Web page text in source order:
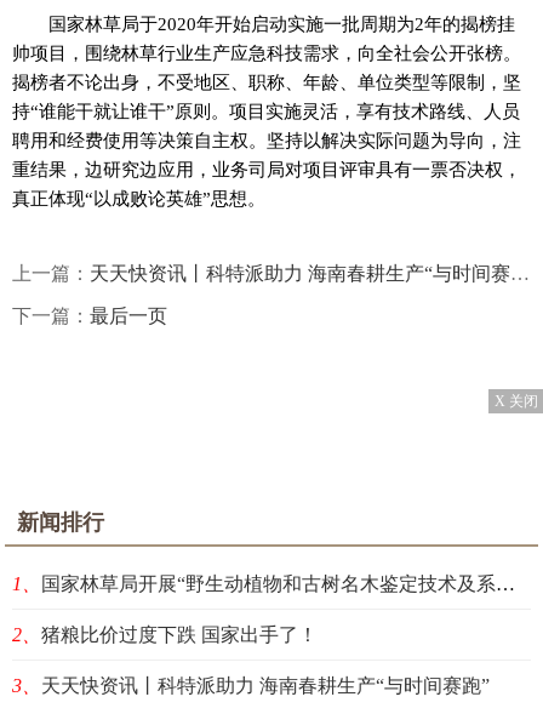
国家林草局于2020年开始启动实施一批周期为2年的揭榜挂
帅项目，围绕林草行业生产应急科技需求，向全社会公开张榜。
揭榜者不论出身，不受地区、职称、年龄、单位类型等限制，坚
持“谁能干就让谁干”原则。项目实施灵活，享有技术路线、人员
聘用和经费使用等决策自主权。坚持以解决实际问题为导向，注
重结果，边研究边应用，业务司局对项目评审具有一票否决权，
真正体现“以成败论英雄”思想。
上一篇： 天天快资讯丨科特派助力 海南春耕生产“与时间赛跑”
下一篇： 最后一页
X 关闭
新闻排行
1、 国家林草局开展“野生动植物和古树名木鉴定技术及系统研发”应急项目揭榜挂帅
2、 猪粮比价过度下跌 国家出手了！
3、 天天快资讯丨科特派助力 海南春耕生产“与时间赛跑”